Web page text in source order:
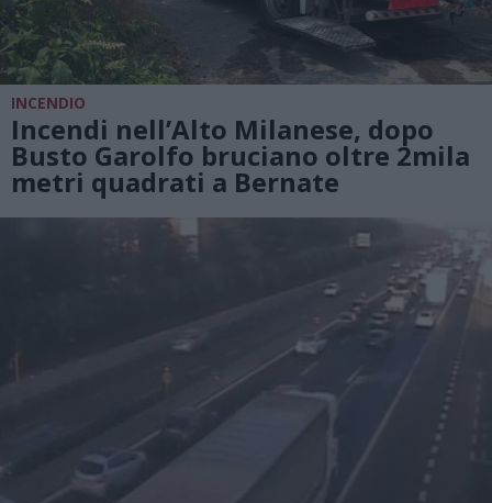
INCENDIO
Incendi nell’Alto Milanese, dopo
Busto Garolfo bruciano oltre 2mila
metri quadrati a Bernate